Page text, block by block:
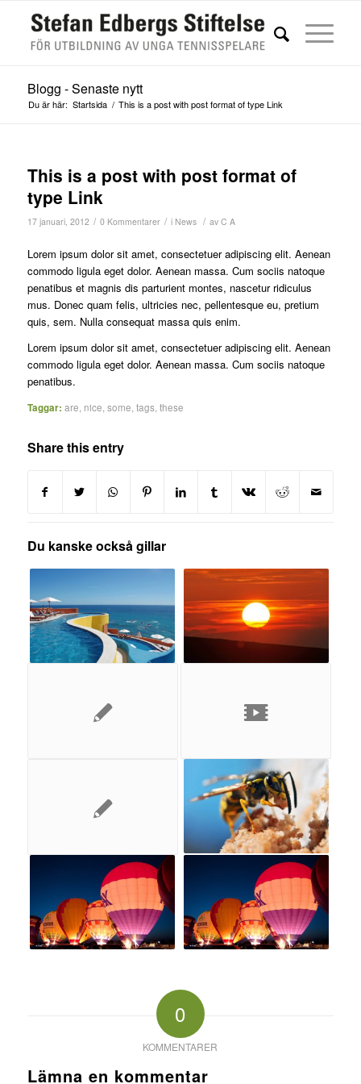
Blogg - Senaste nytt
Du är här: Startsida / This is a post with post format of type Link
This is a post with post format of
type Link
17 januari, 2012 / 0 Kommentarer / i News / av C A
Lorem ipsum dolor sit amet, consectetuer adipiscing elit. Aenean
commodo ligula eget dolor. Aenean massa. Cum sociis natoque
penatibus et magnis dis parturient montes, nascetur ridiculus
mus. Donec quam felis, ultricies nec, pellentesque eu, pretium
quis, sem. Nulla consequat massa quis enim.
Lorem ipsum dolor sit amet, consectetuer adipiscing elit. Aenean
commodo ligula eget dolor. Aenean massa. Cum sociis natoque
penatibus.
Taggar: are nice some tags, these
Share this entry
Du kanske också gillar
0
KOMMENTARER
Lämna en kommentar